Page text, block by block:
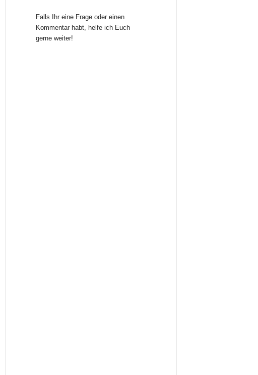
Falls Ihr eine Frage oder einen
Kommentar habt, helfe ich Euch
gerne weiter!